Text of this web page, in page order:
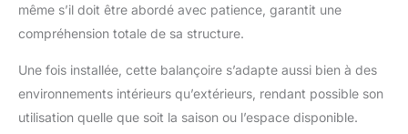
même s’il doit être abordé avec patience, garantit une
compréhension totale de sa structure.
Une fois installée, cette balançoire s’adapte aussi bien à des
environnements intérieurs qu’extérieurs, rendant possible son
utilisation quelle que soit la saison ou l’espace disponible.